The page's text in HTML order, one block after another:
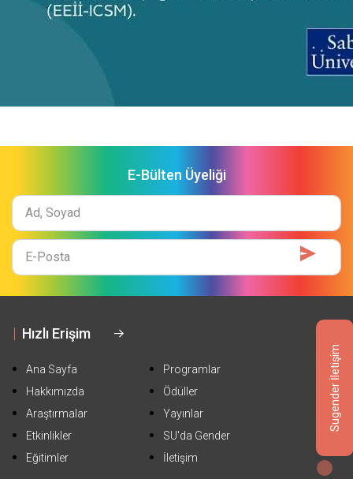
Sugender İletişim
E-Bülten Üyeliği
Ad
Soyad
E-
Mail
Hızlı Erişim
Ana Sayfa
Hakkımızda
Araştırmalar
Etkinlikler
Eğitimler
Programlar
Ödüller
Yayınlar
SU'da Gender
İletişim